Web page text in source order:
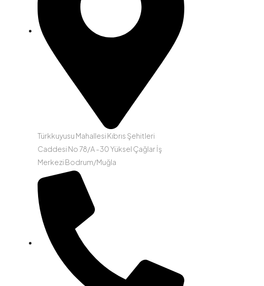
Türkkuyusu Mahallesi Kıbrıs Şehitleri
Caddesi No 78/A -30 Yüksel Çağlar İş
Merkezi Bodrum/Muğla